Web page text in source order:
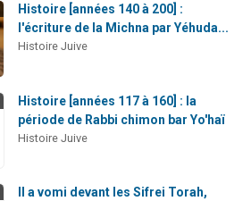
Histoire [années 140 à 200] :
l'écriture de la Michna par Yéhuda...
Histoire Juive
Histoire [années 117 à 160] : la
période de Rabbi chimon bar Yo'haï
Histoire Juive
Il a vomi devant les Sifrei Torah,